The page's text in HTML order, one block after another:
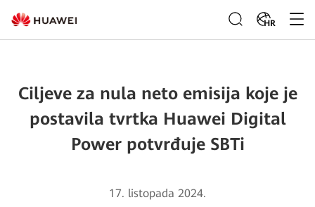
HR
Ciljeve za nula neto emisija koje je
postavila tvrtka Huawei Digital
Power potvrđuje SBTi
17. listopada 2024.